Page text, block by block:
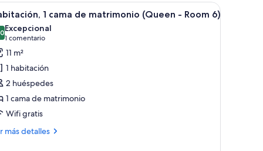
de noche y una planta colgante.Un dormitorio con pared de ladrillo, cama
9 1 cama de matrimonio (Queen - Room 6)
de 10
Excepcional
1 comentario
(1 comentario)
11 m²
1 habitación
2 huéspedes
1 cama de matrimonio
Wifi gratis
más detalles